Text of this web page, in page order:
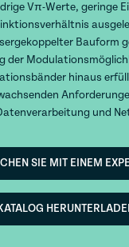
Vπ-Werte, geringe
Bauform
der
hinaus
und
SIE MIT EINEM